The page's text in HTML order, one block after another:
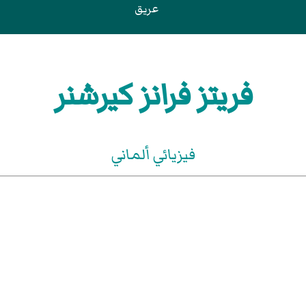
عريق
فريتز فرانز كيرشنر
فيزيائي ألماني